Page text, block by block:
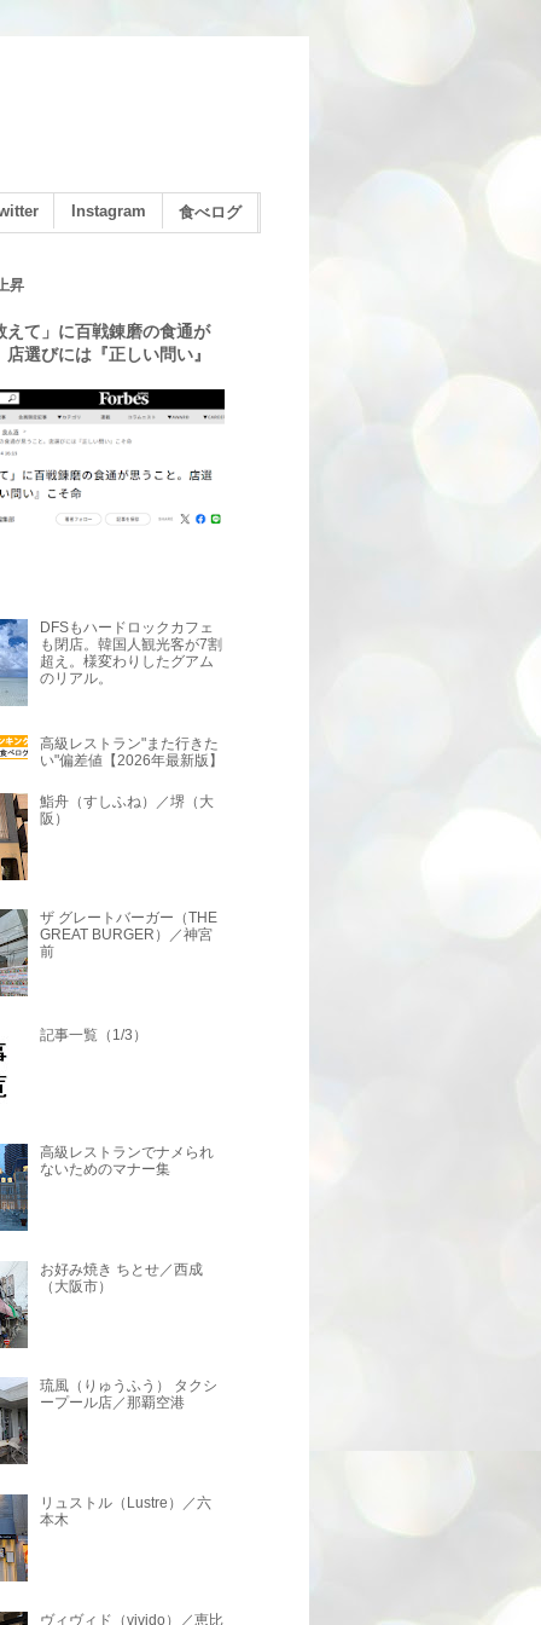
Instagram 食べログ
昇
えて」に百戦錬磨の食通が
選びには『正しい問い』
DFSもハードロックカフェ
も閉店。韓国人観光客が7割
超え。様変わりしたグアム
のリアル。
高級レストラン"また行きた
い"偏差値【2026年最新版】
鮨舟（すしふね）／堺（大
阪）
ザ グレートバーガー（THE
GREAT BURGER）／神宮
前
記事一覧（1/3）
高級レストランでナメられ
ないためのマナー集
お好み焼き ちとせ／西成
（大阪市）
琉風（りゅうふう） タクシ
ープール店／那覇空港
リュストル（Lustre）／六
本木
ヴィヴィド（vivido）／恵比